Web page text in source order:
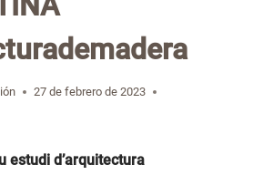
27 de febrero de 2023
estudi d’arquitectura